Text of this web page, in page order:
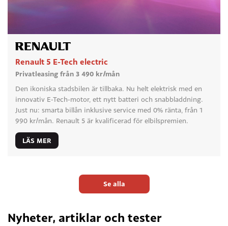
Renault 5 E-Tech electric
Privatleasing från 3 490 kr/mån
Den ikoniska stadsbilen är tillbaka. Nu helt elektrisk med en
innovativ E-Tech-motor, ett nytt batteri och snabbladdning.
Just nu: smarta billån inklusive service med 0% ränta, från 1
990 kr/mån. Renault 5 är kvalificerad för elbilspremien.
LÄS MER
Se alla
Nyheter, artiklar och tester